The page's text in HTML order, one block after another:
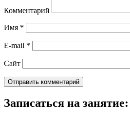
Комментарий
Имя *
E-mail *
Сайт
Записаться на занятие: